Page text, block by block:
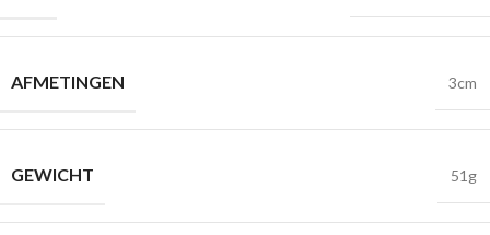
AFMETINGEN 3cm
GEWICHT 51g